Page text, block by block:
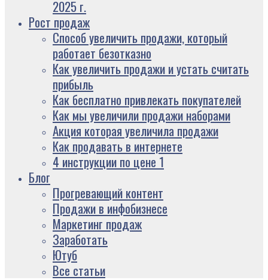
2025 г.
Рост продаж
Способ увеличить продажи, который
работает безотказно
Как увеличить продажи и устать считать
прибыль
Как бесплатно привлекать покупателей
Как мы увеличили продажи наборами
Акция которая увеличила продажи
Как продавать в интернете
4 инструкции по цене 1
Блог
Прогревающий контент
Продажи в инфобизнесе
Маркетинг продаж
Заработать
Ютуб
Все статьи